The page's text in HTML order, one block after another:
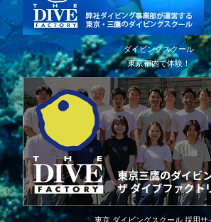
ダイビングスクール
東京都内で体験！